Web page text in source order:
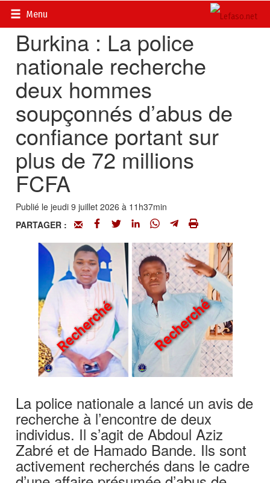
Menu
Accueil>
Burkina : La police
nationale recherche
deux hommes
soupçonnés d’abus de
confiance portant sur
plus de 72 millions
FCFA
Publié le jeudi 9 juillet 2026 à 11h37min
PARTAGER :
La police nationale a lancé un avis de
recherche à l’encontre de deux
individus. Il s’agit de Abdoul Aziz
Zabré et de Hamado Bande. Ils sont
activement recherchés dans le cadre